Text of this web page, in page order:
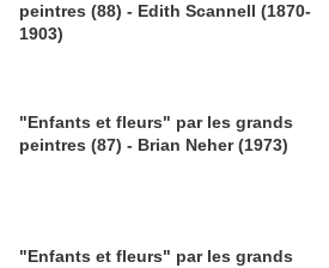
peintres (88) - Edith Scannell (1870-
1903)
"Enfants et fleurs" par les grands
peintres (87) - Brian Neher (1973)
"Enfants et fleurs" par les grands